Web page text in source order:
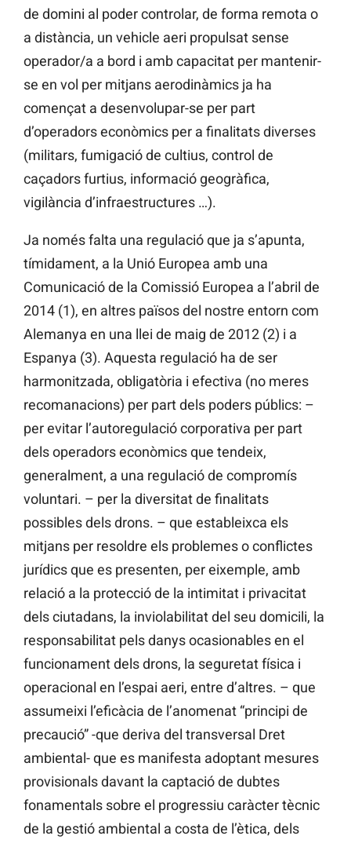
de domini al poder controlar, de forma remota o
a distància, un vehicle aeri propulsat sense
operador/a a bord i amb capacitat per mantenir-
se en vol per mitjans aerodinàmics ja ha
començat a desenvolupar-se per part
d’operadors econòmics per a finalitats diverses
(militars, fumigació de cultius, control de
caçadors furtius, informació geogràfica,
vigilància d’infraestructures …).
Ja només falta una regulació que ja s’apunta,
tímidament, a la Unió Europea amb una
Comunicació de la Comissió Europea a l’abril de
2014 (1), en altres països del nostre entorn com
Alemanya en una llei de maig de 2012 (2) i a
Espanya (3). Aquesta regulació ha de ser
harmonitzada, obligatòria i efectiva (no meres
recomanacions) per part dels poders públics: –
per evitar l’autoregulació corporativa per part
dels operadors econòmics que tendeix,
generalment, a una regulació de compromís
voluntari. – per la diversitat de finalitats
possibles dels drons. – que estableixca els
mitjans per resoldre els problemes o conflictes
jurídics que es presenten, per eixemple, amb
relació a la protecció de la intimitat i privacitat
dels ciutadans, la inviolabilitat del seu domicili, la
responsabilitat pels danys ocasionables en el
funcionament dels drons, la seguretat física i
operacional en l’espai aeri, entre d’altres. – que
assumeixi l’eficàcia de l’anomenat “principi de
precaució” -que deriva del transversal Dret
ambiental- que es manifesta adoptant mesures
provisionals davant la captació de dubtes
fonamentals sobre el progressiu caràcter tècnic
de la gestió ambiental a costa de l’ètica, dels